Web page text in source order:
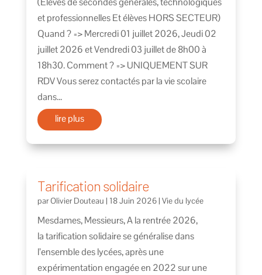
et professionnelles Et élèves HORS SECTEUR)
Quand ? => Mercredi 01 juillet 2026, Jeudi 02
juillet 2026 et Vendredi 03 juillet de 8h00 à
18h30. Comment ? => UNIQUEMENT SUR
RDV Vous serez contactés par la vie scolaire
dans...
lire plus
Tarification solidaire
parOlivier Douteau | 18 Juin 2026| Vie du lycée
Mesdames, Messieurs, A la rentrée 2026,
la tarification solidaire se généralise dans
l’ensemble des lycées, après une
expérimentation engagée en 2022 sur une